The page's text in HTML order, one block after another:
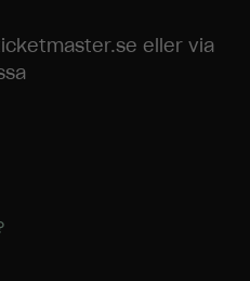
eller via
kommer viss
funktionalitet